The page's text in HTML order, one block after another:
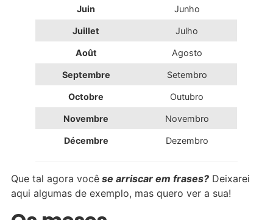
Juin Junho
Juillet Julho
Août Agosto
Septembre Setembro
Octobre Outubro
Novembre Novembro
Décembre Dezembro
Que tal agora você se arriscar em frases? Deixarei
aqui algumas de exemplo, mas quero ver a sua!